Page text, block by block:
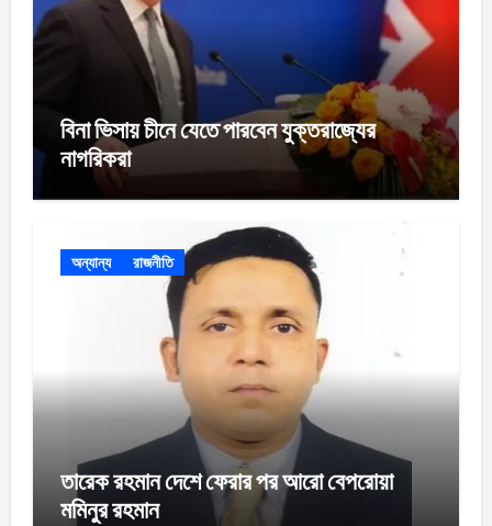
বিনা ভিসায় চীনে যেতে পারবেন যুক্তরাজ্যের
নাগরিকরা
অন্যান্য রাজনীতি
তারেক রহমান দেশে ফেরার পর আরো বেপরোয়া
মমিনুর রহমান